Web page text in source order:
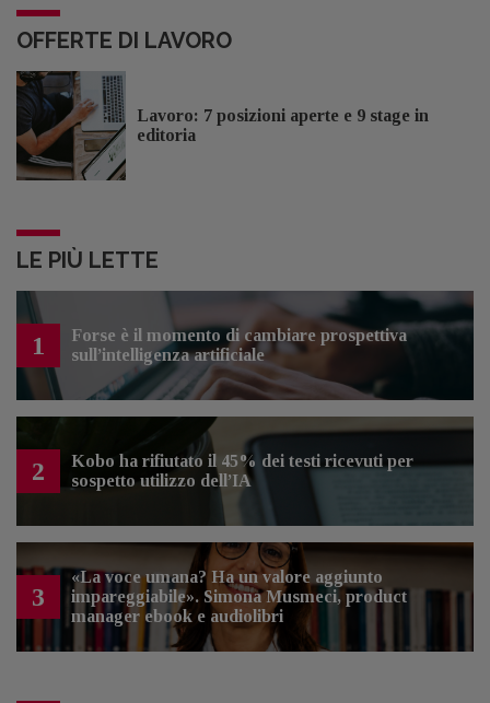
OFFERTE DI LAVORO
Lavoro: 7 posizioni aperte e 9 stage in
editoria
LE PIÙ LETTE
1
Forse è il momento di cambiare prospettiva
sull’intelligenza artificiale
2
Kobo ha rifiutato il 45% dei testi ricevuti per
sospetto utilizzo dell’IA
3
«La voce umana? Ha un valore aggiunto
impareggiabile». Simona Musmeci, product
manager ebook e audiolibri